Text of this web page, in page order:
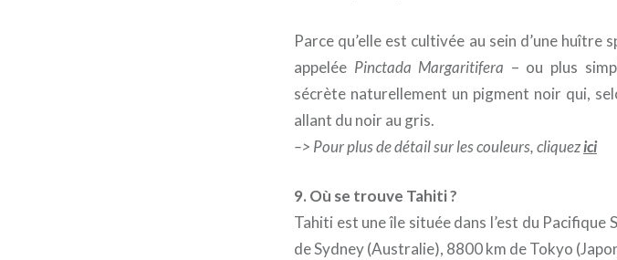
Parce qu’elle est cultivée au sein d’une huître
appelée Pinctada Margaritifera – ou plus
sécrète naturellement un pigment noir qui,
allant du noir au gris.
–> Pour plus de détail sur les couleurs, cliquezici
9. Où se trouve Tahiti ?
Tahiti est une île située dans l’est du Pacifique
de Sydney (Australie), 8800 km de Tokyo